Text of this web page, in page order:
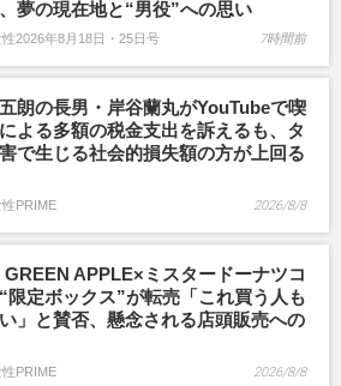
夢の現在地と“男役”への思い
2026年8月18日・25日号 7時間前
朗の長男・岸谷蘭丸がYouTubeで喫
よる多額の税金支出を訴えるも、タ
で生じる社会的損失額の方が上回る
PRIME 2026/8/8
GREEN APPLE×ミスタードーナツコ
限定ボックス”が転売「これ買う人も
」と賛否、懸念される店頭販売への
PRIME 2026/8/8